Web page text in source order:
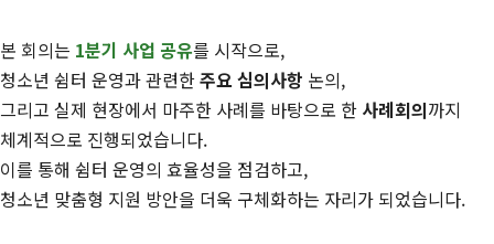
본 회의는 1분기 사업 공유를 시작으로,
청소년 쉼터 운영과 관련한주요 심의사항 논의,
그리고 실제 현장에서 마주한 사례를 바탕으로 한 사례회의까지
체계적으로 진행되었습니다.
이를 통해 쉼터 운영의 효율성을 점검하고,
청소년 맞춤형 지원 방안을 더욱 구체화하는 자리가 되었습니다.